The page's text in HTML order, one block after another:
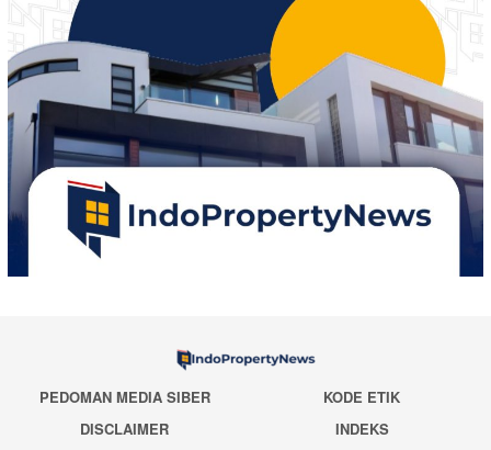
PEDOMAN MEDIA SIBER
KODE ETIK
DISCLAIMER
INDEKS